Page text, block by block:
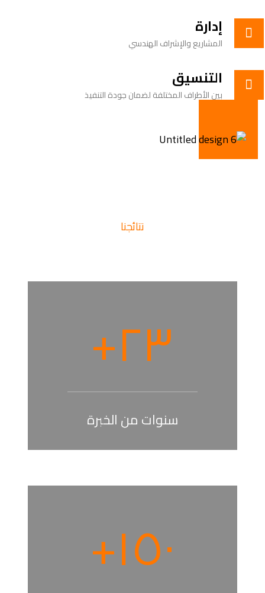
إدارة
المشاريع والإشراف الهندسي
التنسيق
بين الأطراف المختلفة لضمان جودة التنفيذ
نتائجنا
٢٣+
سنوات من الخبرة
١٥٠+